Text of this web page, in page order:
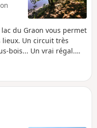
du Graon vous permet
Un circuit très
bois... Un vrai régal.
Touches).